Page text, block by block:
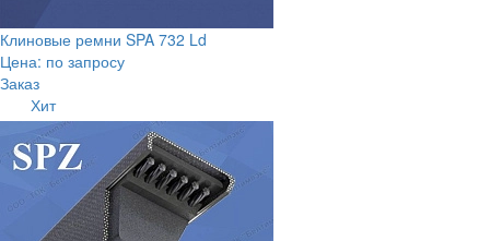
Клиновые ремни SPA 732 Ld
Цена: по запросу
Заказ
Хит